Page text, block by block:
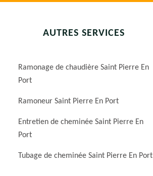
AUTRES SERVICES
Ramonage de chaudière Saint Pierre En
Port
Ramoneur Saint Pierre En Port
Entretien de cheminée Saint Pierre En
Port
Tubage de cheminée Saint Pierre En Port